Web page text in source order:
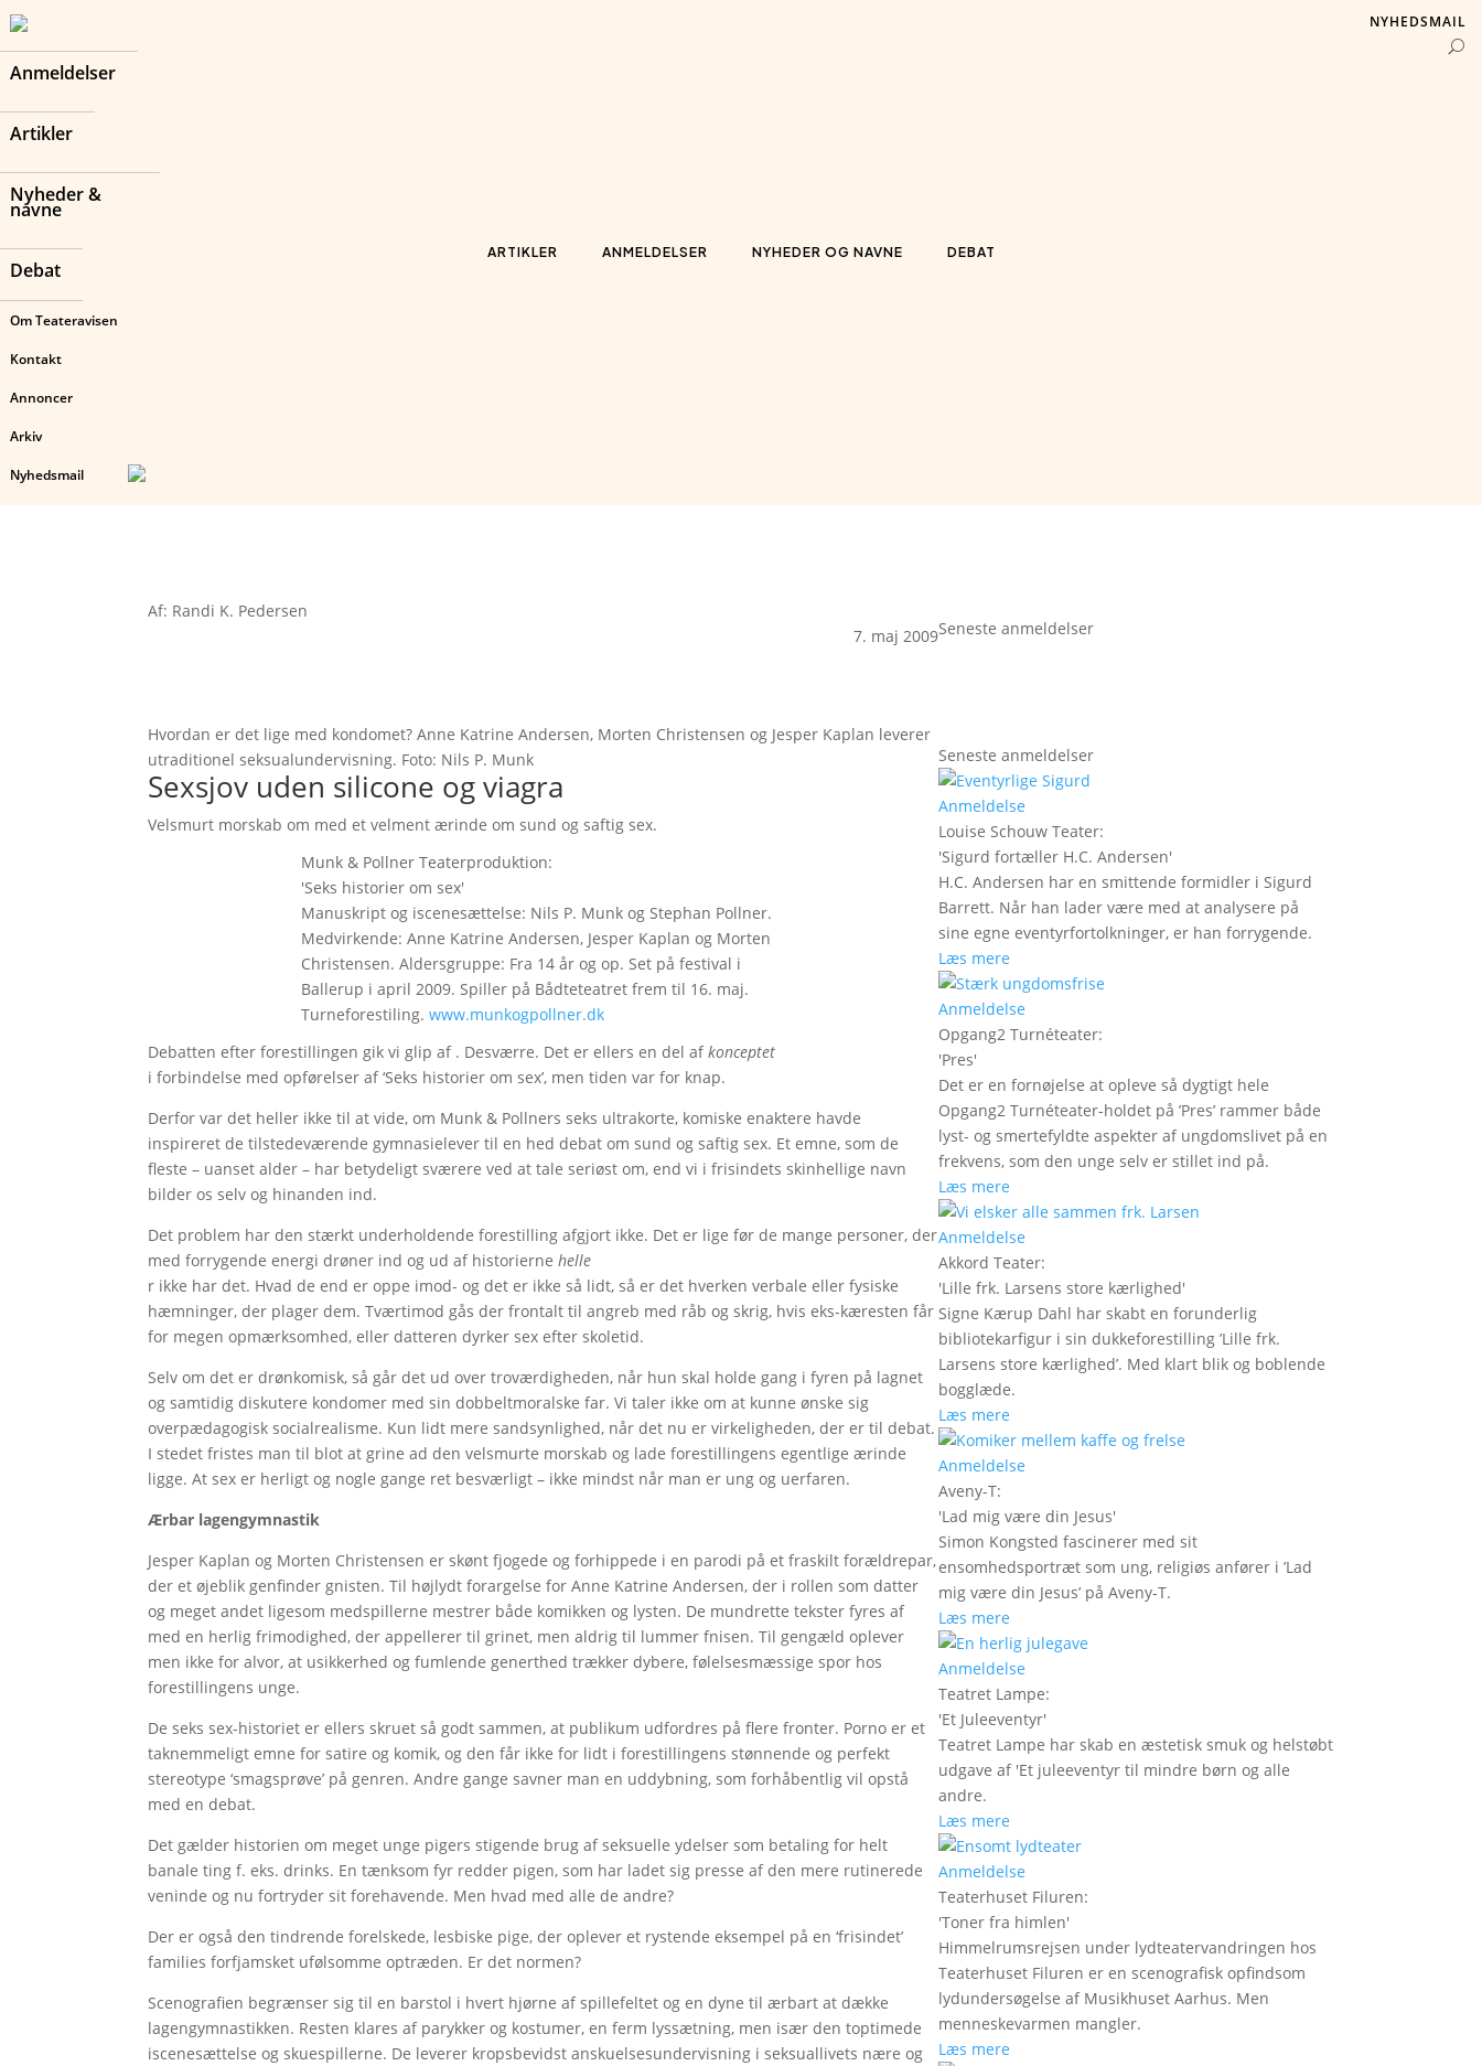
Anmeldelser
Artikler
Nyheder &
navne
Debat
Om Teateravisen
Kontakt
Annoncer
Arkiv
Nyhedsmail
ARTIKLER ANMELDELSER NYHEDER OG NAVNE DEBAT
NYHEDSMAIL
Af: Randi K. Pedersen
7. maj 2009
Hvordan er det lige med kondomet? Anne Katrine Andersen, Morten Christensen og Jesper Kaplan leverer
utraditionel seksualundervisning. Foto: Nils P. Munk
Sexsjov uden silicone og viagra
Velsmurt morskab om med et velment ærinde om sund og saftig sex.
Munk & Pollner Teaterproduktion:
'Seks historier om sex'
Manuskript og iscenesættelse: Nils P. Munk og Stephan Pollner.
Medvirkende: Anne Katrine Andersen, Jesper Kaplan og Morten
Christensen. Aldersgruppe: Fra 14 år og op. Set på festival i
Ballerup i april 2009. Spiller på Bådteteatret frem til 16. maj.
Turneforestiling. www.munkogpollner.dk
Debatten efter forestillingen gik vi glip af . Desværre. Det er ellers en del afkonceptet
i forbindelse med opførelser af ‘Seks historier om sex’, men tiden var for knap.
Derfor var det heller ikke til at vide, om Munk & Pollners seks ultrakorte, komiske enaktere havde
inspireret de tilstedeværende gymnasielever til en hed debat om sund og saftig sex. Et emne, som de
fleste – uanset alder – har betydeligt sværere ved at tale seriøst om, end vi i frisindets skinhellige navn
bilder os selv og hinanden ind.
Det problem har den stærkt underholdende forestilling afgjort ikke. Det er lige før de mange personer, der
med forrygende energi drøner ind og ud af historiernehelle
r ikke har det. Hvad de end er oppe imod- og det er ikke så lidt, så er det hverken verbale eller fysiske
hæmninger, der plager dem. Tværtimod gås der frontalt til angreb med råb og skrig, hvis eks-kæresten får
for megen opmærksomhed, eller datteren dyrker sex efter skoletid.
Selv om det er drønkomisk, så går det ud over troværdigheden, når hun skal holde gang i fyren på lagnet
og samtidig diskutere kondomer med sin dobbeltmoralske far. Vi taler ikke om at kunne ønske sig
overpædagogisk socialrealisme. Kun lidt mere sandsynlighed, når det nu er virkeligheden, der er til debat.
I stedet fristes man til blot at grine ad den velsmurte morskab og lade forestillingens egentlige ærinde
ligge. At sex er herligt og nogle gange ret besværligt – ikke mindst når man er ung og uerfaren.
Ærbar lagengymnastik
Jesper Kaplan og Morten Christensen er skønt fjogede og forhippede i en parodi på et fraskilt forældrepar,
der et øjeblik genfinder gnisten. Til højlydt forargelse for Anne Katrine Andersen, der i rollen som datter
og meget andet ligesom medspillerne mestrer både komikken og lysten. De mundrette tekster fyres af
med en herlig frimodighed, der appellerer til grinet, men aldrig til lummer fnisen. Til gengæld oplever
men ikke for alvor, at usikkerhed og fumlende generthed trækker dybere, følelsesmæssige spor hos
forestillingens unge.
De seks sex-historiet er ellers skruet så godt sammen, at publikum udfordres på flere fronter. Porno er et
taknemmeligt emne for satire og komik, og den får ikke for lidt i forestillingens stønnende og perfekt
stereotype ‘smagsprøve’ på genren. Andre gange savner man en uddybning, som forhåbentlig vil opstå
med en debat.
Det gælder historien om meget unge pigers stigende brug af seksuelle ydelser som betaling for helt
banale ting f. eks. drinks. En tænksom fyr redder pigen, som har ladet sig presse af den mere rutinerede
veninde og nu fortryder sit forehavende. Men hvad med alle de andre?
Der er også den tindrende forelskede, lesbiske pige, der oplever et rystende eksempel på en ‘frisindet’
families forfjamsket ufølsomme optræden. Er det normen?
Scenografien begrænser sig til en barstol i hvert hjørne af spillefeltet og en dyne til ærbart at dække
lagengymnastikken. Resten klares af parykker og kostumer, en ferm lyssætning, men især den toptimede
iscenesættelse og skuespillerne. De leverer kropsbevidst anskuelsesundervisning i seksuallivets nære og
Seneste anmeldelser
Seneste anmeldelser
Anmeldelse
Louise Schouw Teater:
'Sigurd fortæller H.C. Andersen'
H.C. Andersen har en smittende formidler i Sigurd
Barrett. Når han lader være med at analysere på
sine egne eventyrfortolkninger, er han forrygende.
Læs mere
Anmeldelse
Opgang2 Turnéteater:
'Pres'
Det er en fornøjelse at opleve så dygtigt hele
Opgang2 Turnéteater-holdet på ’Pres’ rammer både
lyst- og smertefyldte aspekter af ungdomslivet på en
frekvens, som den unge selv er stillet ind på.
Læs mere
Anmeldelse
Akkord Teater:
'Lille frk. Larsens store kærlighed'
Signe Kærup Dahl har skabt en forunderlig
bibliotekarfigur i sin dukkeforestilling ’Lille frk.
Larsens store kærlighed’. Med klart blik og boblende
bogglæde.
Læs mere
Anmeldelse
Aveny-T:
'Lad mig være din Jesus'
Simon Kongsted fascinerer med sit
ensomhedsportræt som ung, religiøs anfører i ’Lad
mig være din Jesus’ på Aveny-T.
Læs mere
Anmeldelse
Teatret Lampe:
'Et Juleeventyr'
Teatret Lampe har skab en æstetisk smuk og helstøbt
udgave af 'Et juleeventyr til mindre børn og alle
andre.
Læs mere
Anmeldelse
Teaterhuset Filuren:
'Toner fra himlen'
Himmelrumsrejsen under lydteatervandringen hos
Teaterhuset Filuren er en scenografisk opfindsom
lydundersøgelse af Musikhuset Aarhus. Men
menneskevarmen mangler.
Læs mere